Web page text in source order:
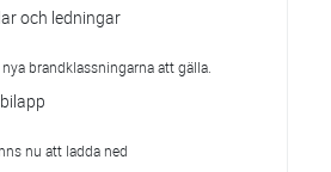
och ledningar
brandklassningarna att gälla.
nu att ladda ned